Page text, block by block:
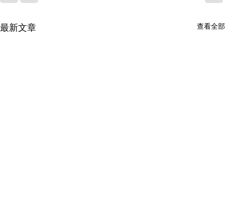
最新文章 查看全部